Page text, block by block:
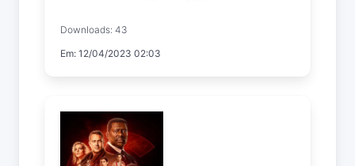
CAKES-ELiTE-NTb-
Downloads: 43
Em: 12/04/2023 02:03